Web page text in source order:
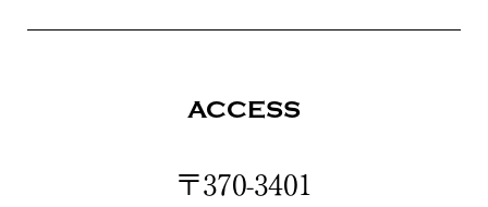
ACCESS
〒370-3401